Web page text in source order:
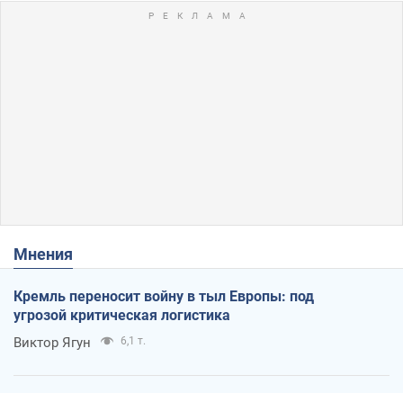
Мнения
Кремль переносит войну в тыл Европы: под
угрозой критическая логистика
Виктор Ягун 6,1 т.